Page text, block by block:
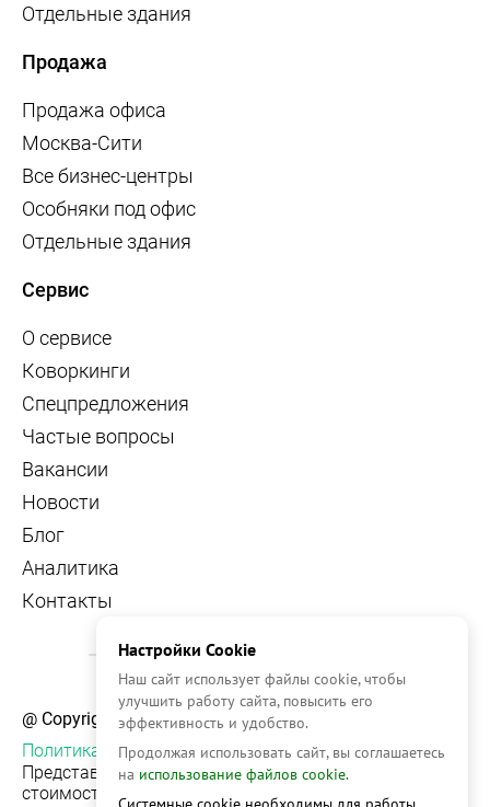
Отдельные здания
Продажа
Продажа офиса
Москва-Сити
Все бизнес-центры
Особняки под офис
Отдельные здания
Сервис
О сервисе
Коворкинги
Спецпредложения
Частые вопросы
Вакансии
Новости
Блог
Аналитика
Контакты
@ Copyright, 2026 OFFICE NAVIGATOR
Политика конфиденциальности
Представленная на сайте информация, в т.ч.
стоимости объектов, носит информационный
Настройки Cookie
Наш сайт использует файлы cookie, чтобы
улучшить работу сайта, повысить его
эффективность и удобство.
Продолжая использовать сайт, вы соглашаетесь
на использование файлов cookie.